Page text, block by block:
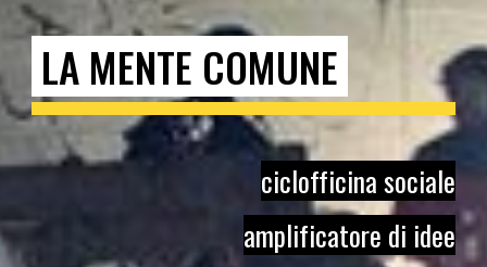
LA MENTE COMUNE
ciclofficina sociale
amplificatore di idee